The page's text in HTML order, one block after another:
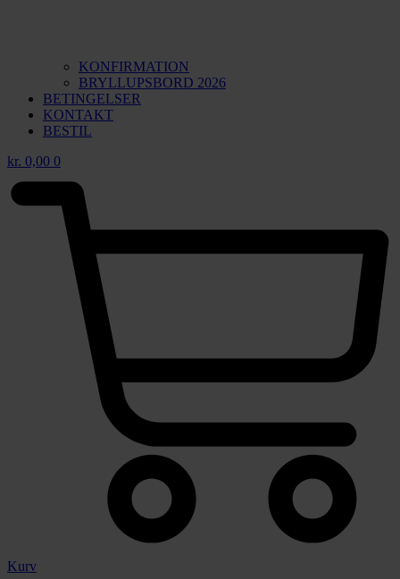
KONFIRMATION
BRYLLUPSBORD 2026
BETINGELSER
KONTAKT
BESTIL
kr. 0,00 0
Kurv